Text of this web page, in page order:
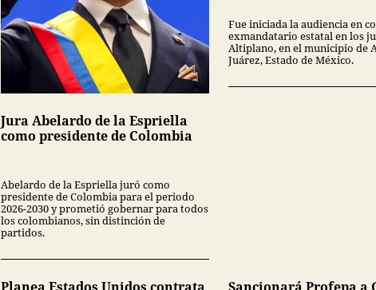
Jura Abelardo de la Espriella
como presidente de Colombia
Abelardo de la Espriella juró como
presidente de Colombia para el periodo
2026-2030 y prometió gobernar para todos
los colombianos, sin distinción de
partidos.
Fue iniciada la audiencia en
exmandatario estatal en los
Altiplano, en el municipio de
Juárez, Estado de México.